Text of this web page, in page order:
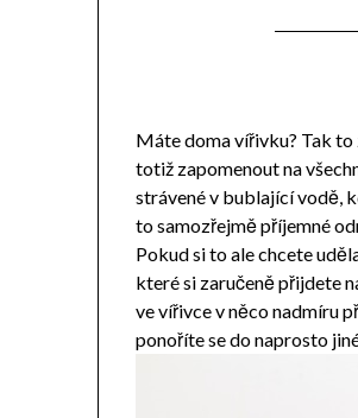
Máte doma vířivku? Tak
totiž zapomenout na
strávené v bublající vodě,
to samozřejmě příjemné
Pokud si to ale chcete
které si zaručeně přijdete
ve vířivce v něco nadmíru
ponoříte se do naprosto